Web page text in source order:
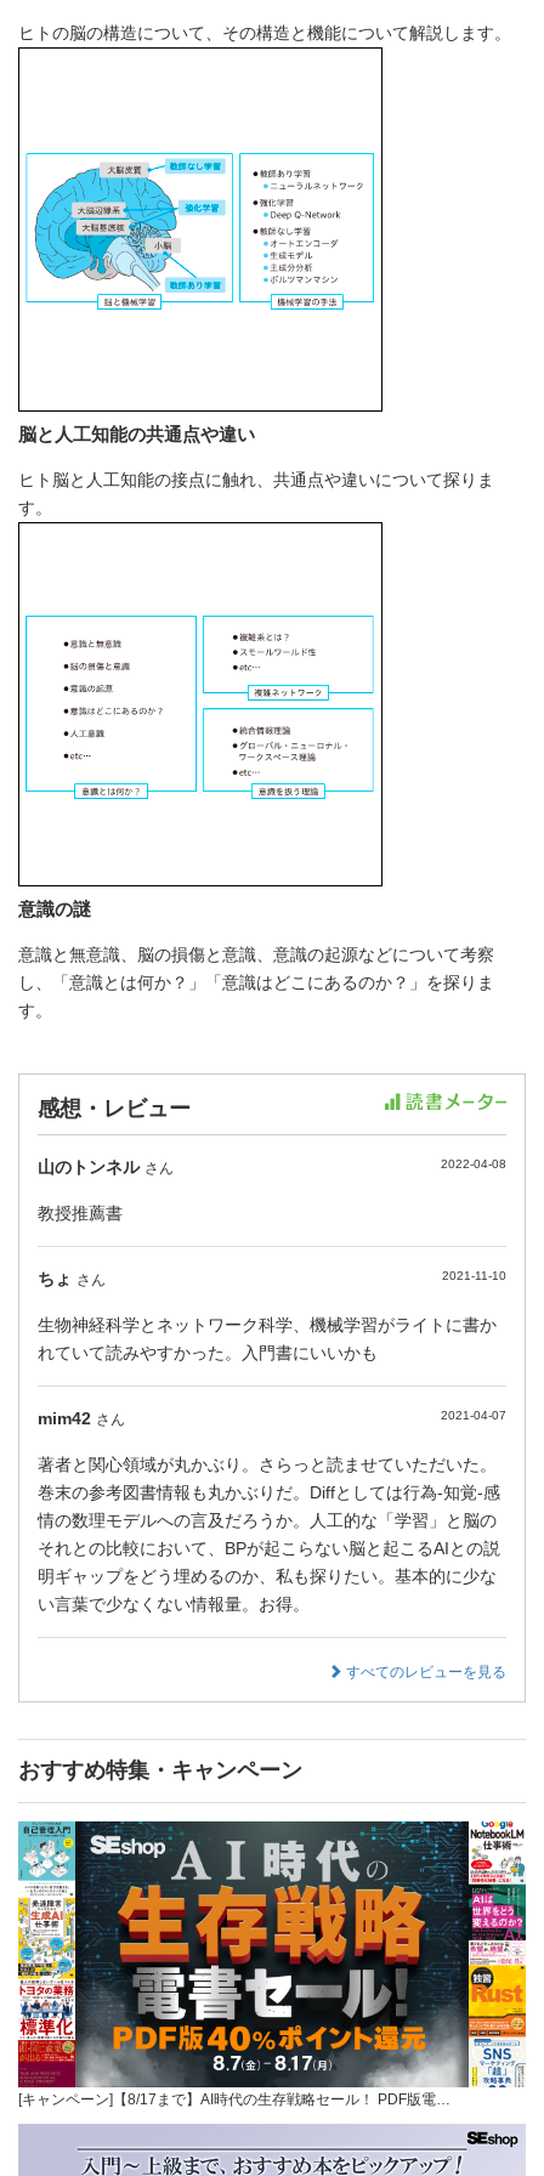
ヒトの脳の構造について、その構造と機能について解説します。
脳と人工知能の共通点や違い
ヒト脳と人工知能の接点に触れ、共通点や違いについて探りま
す。
意識の謎
意識と無意識、脳の損傷と意識、意識の起源などについて考察
し、「意識とは何か？」「意識はどこにあるのか？」を探りま
す。
感想・レビュー
山のトンネル さん 2022-04-08
教授推薦書
ちょ さん 2021-11-10
生物神経科学とネットワーク科学、機械学習がライトに書か
れていて読みやすかった。入門書にいいかも
mim42 さん 2021-04-07
著者と関心領域が丸かぶり。さらっと読ませていただいた。
巻末の参考図書情報も丸かぶりだ。Diffとしては行為-知覚-感
情の数理モデルへの言及だろうか。人工的な「学習」と脳の
それとの比較において、BPが起こらない脳と起こるAIとの説
明ギャップをどう埋めるのか、私も探りたい。基本的に少な
い言葉で少なくない情報量。お得。
すべてのレビューを見る
おすすめ特集・キャンペーン
[キャンペーン]【8/17まで】AI時代の生存戦略セール！ PDF版電…